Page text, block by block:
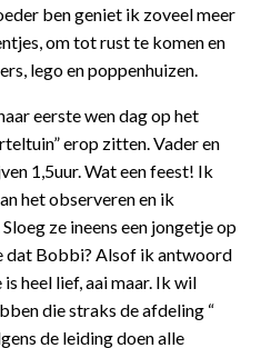
ben geniet ik zoveel meer
om tot rust te komen en
lego en poppenhuizen.
eerste wen dag op het
erop zitten. Vader en
1,5uur. Wat een feest! Ik
het observeren en ik
ze ineens een jongetje op
dat Bobbi? Alsof ik antwoord
heel lief, aai maar. Ik wil
die straks de afdeling “
de leiding doen alle